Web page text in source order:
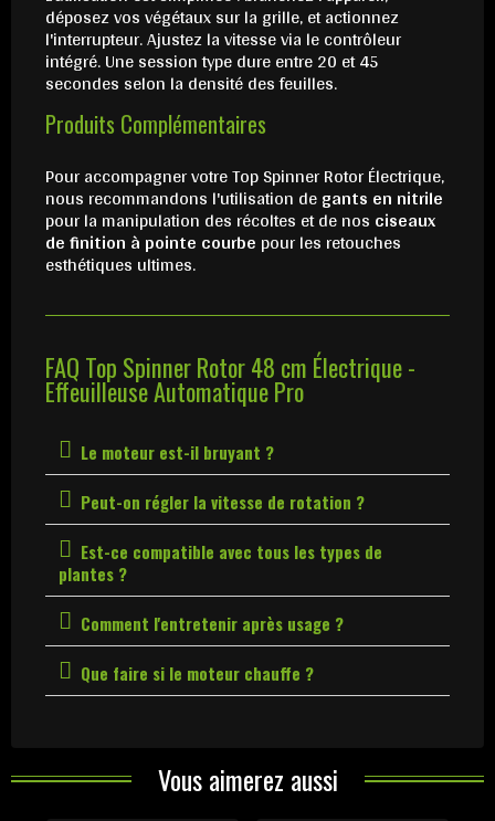
déposez vos végétaux sur la grille, et actionnez
l'interrupteur. Ajustez la vitesse via le contrôleur
intégré. Une session type dure entre 20 et 45
secondes selon la densité des feuilles.
Produits Complémentaires
Pour accompagner votre Top Spinner Rotor Électrique,
nous recommandons l'utilisation degants en nitrile
pour la manipulation des récoltes et de nos ciseaux
de finition à pointe courbe pour les retouches
esthétiques ultimes.
FAQ Top Spinner Rotor 48 cm Électrique -
Effeuilleuse Automatique Pro
Le moteur est-il bruyant ?
Peut-on régler la vitesse de rotation ?
Est-ce compatible avec tous les types de
plantes ?
Comment l'entretenir après usage ?
Que faire si le moteur chauffe ?
Vous aimerez aussi